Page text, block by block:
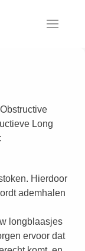
Long
Hierdoor
ademhalen
longblaasjes
ervoor dat